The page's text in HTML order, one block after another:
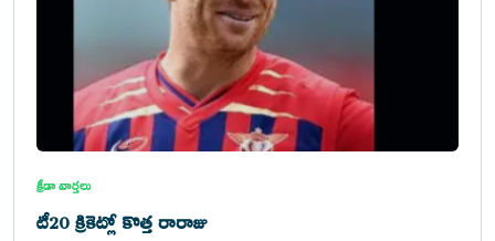
క్రీడా వార్తలు
టీ20 క్రికెట్లో కొత్త రారాజు